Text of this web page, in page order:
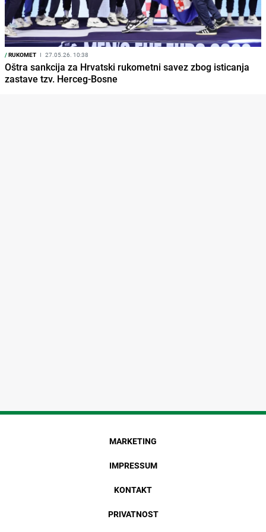
/RUKOMET I 27.05.26. 10:38
Oštra sankcija za Hrvatski rukometni savez zbog isticanja
zastave tzv. Herceg-Bosne
MARKETING
IMPRESSUM
KONTAKT
PRIVATNOST